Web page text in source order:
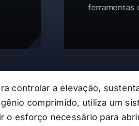
ferramentas
controlar a elevação,
comprimido, utiliza um
o esforço necessário para